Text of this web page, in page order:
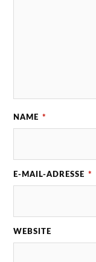
NAME *
E-MAIL-ADRESSE *
WEBSITE